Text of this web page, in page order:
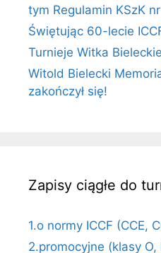
tym Regulamin KSzK
Świętując 60-lecie
Turnieje Witka
Witold Bielecki
zakończył się!
Zapisy ciągłe do
1.o normy ICCF (CCE,
2.promocyjne (klasy O,